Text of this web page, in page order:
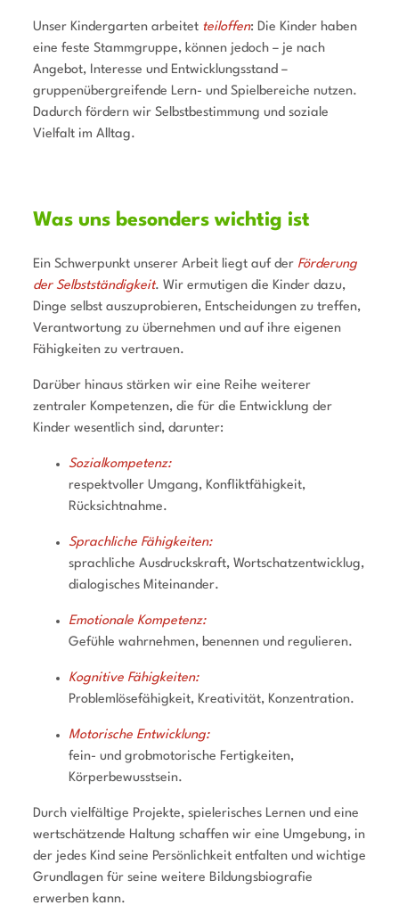
Unser Kindergarten arbeitet teiloffen: Die Kinder haben
eine feste Stammgruppe, können jedoch – je nach
Angebot, Interesse und Entwicklungsstand –
gruppenübergreifende Lern- und Spielbereiche nutzen.
Dadurch fördern wir Selbstbestimmung und soziale
Vielfalt im Alltag.
Was uns besonders wichtig ist
Ein Schwerpunkt unserer Arbeit liegt auf der Förderung
der Selbstständigkeit. Wir ermutigen die Kinder dazu,
Dinge selbst auszuprobieren, Entscheidungen zu treffen,
Verantwortung zu übernehmen und auf ihre eigenen
Fähigkeiten zu vertrauen.
Darüber hinaus stärken wir eine Reihe weiterer
zentraler Kompetenzen, die für die Entwicklung der
Kinder wesentlich sind, darunter:
Sozialkompetenz:
respektvoller Umgang, Konfliktfähigkeit,
Rücksichtnahme.
Sprachliche Fähigkeiten:
sprachliche Ausdruckskraft, Wortschatzentwicklug,
dialogisches Miteinander.
Emotionale Kompetenz:
Gefühle wahrnehmen, benennen und regulieren.
Kognitive Fähigkeiten:
Problemlösefähigkeit, Kreativität, Konzentration.
Motorische Entwicklung:
fein- und grobmotorische Fertigkeiten,
Körperbewusstsein.
Durch vielfältige Projekte, spielerisches Lernen und eine
wertschätzende Haltung schaffen wir eine Umgebung, in
der jedes Kind seine Persönlichkeit entfalten und wichtige
Grundlagen für seine weitere Bildungsbiografie
erwerben kann.